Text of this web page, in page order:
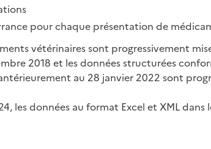
pour chaque présentation de
vétérinaires sont progressivement
2018 et les données structurées
au 28 janvier 2022 sont
les données au format Excel et XML